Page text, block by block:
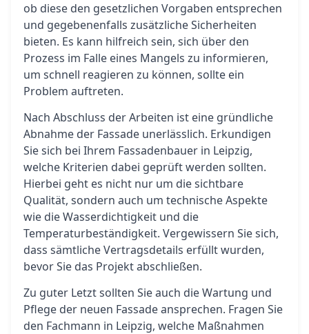
ob diese den gesetzlichen Vorgaben entsprechen
und gegebenenfalls zusätzliche Sicherheiten
bieten. Es kann hilfreich sein, sich über den
Prozess im Falle eines Mangels zu informieren,
um schnell reagieren zu können, sollte ein
Problem auftreten.
Nach Abschluss der Arbeiten ist eine gründliche
Abnahme der Fassade unerlässlich. Erkundigen
Sie sich bei Ihrem Fassadenbauer in Leipzig,
welche Kriterien dabei geprüft werden sollten.
Hierbei geht es nicht nur um die sichtbare
Qualität, sondern auch um technische Aspekte
wie die Wasserdichtigkeit und die
Temperaturbeständigkeit. Vergewissern Sie sich,
dass sämtliche Vertragsdetails erfüllt wurden,
bevor Sie das Projekt abschließen.
Zu guter Letzt sollten Sie auch die Wartung und
Pflege der neuen Fassade ansprechen. Fragen Sie
den Fachmann in Leipzig, welche Maßnahmen